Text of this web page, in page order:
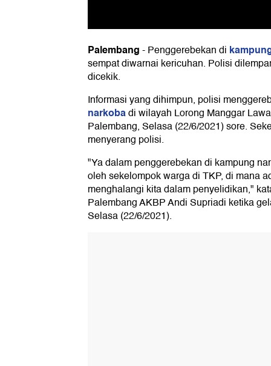
Palembang-Penggerebekan di
sempat diwarnai kericuhan. Polisi
dicekik.
Informasi yang dihimpun, polisi
narkobadi wilayah Lorong Manggar
Palembang, Selasa (22/6/2021) sore.
menyerang polisi.
"Ya dalam penggerebekan di kampung
oleh sekelompok warga di TKP, di mana
menghalangi kita dalam penyelidikan,"
Palembang AKBP Andi Supriadi ketika
Selasa (22/6/2021).